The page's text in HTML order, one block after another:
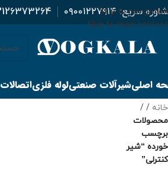
Skip to navigation
Skip to main content
سریع:۰۹۰۰۱۲۲۷۹۱۴
اصلیشیرآلات صنعتیلوله فلزی
خانه /
محصولات
برچسب
خورده “شیر
کنترلی”